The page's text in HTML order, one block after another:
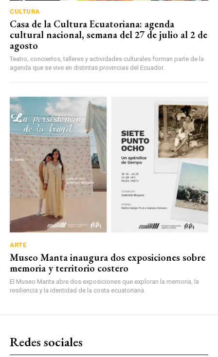
CULTURA
Casa de la Cultura Ecuatoriana: agenda
cultural nacional, semana del 27 de julio al 2 de
agosto
Teatro, conciertos, talleres y actividades culturales forman parte de la
agenda que se vive en distintas provincias del Ecuador.
ARTE
Museo Manta inaugura dos exposiciones sobre
memoria y territorio costero
El Museo Manta abre dos exposiciones que exploran la memoria, la
resiliencia y la identidad de la costa ecuatoriana.
Redes sociales